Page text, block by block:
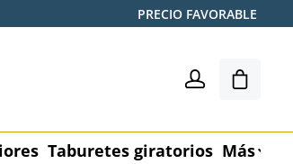
PRECIO FAVORABLE
El
Taburetes giratorios Más